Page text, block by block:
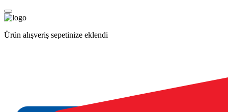
Ürün alışveriş sepetinize eklendi